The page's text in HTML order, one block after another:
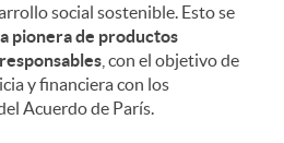
social sostenible. Esto se
pionera de productos
, con el objetivo de
y financiera con los
Acuerdo de París.